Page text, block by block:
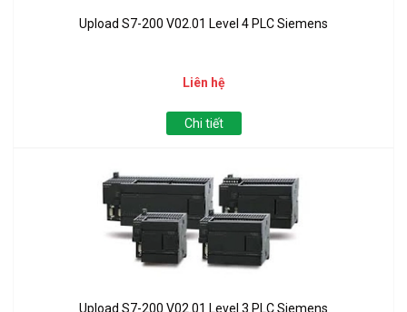
Upload S7-200 V02.01 Level 4 PLC Siemens
Liên hệ
Chi tiết
Upload S7-200 V02.01 Level 3 PLC Siemens